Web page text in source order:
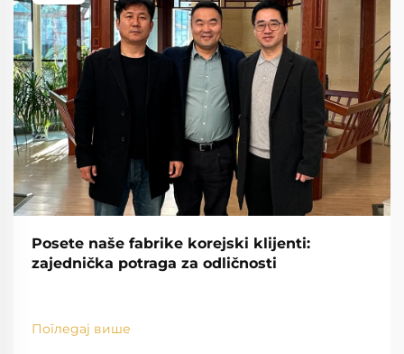
Posete naše fabrike korejski klijenti:
zajednička potraga za odličnosti
Погледај више